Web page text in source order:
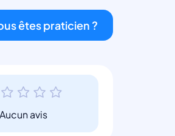
êtes praticien ?
Aucun avis